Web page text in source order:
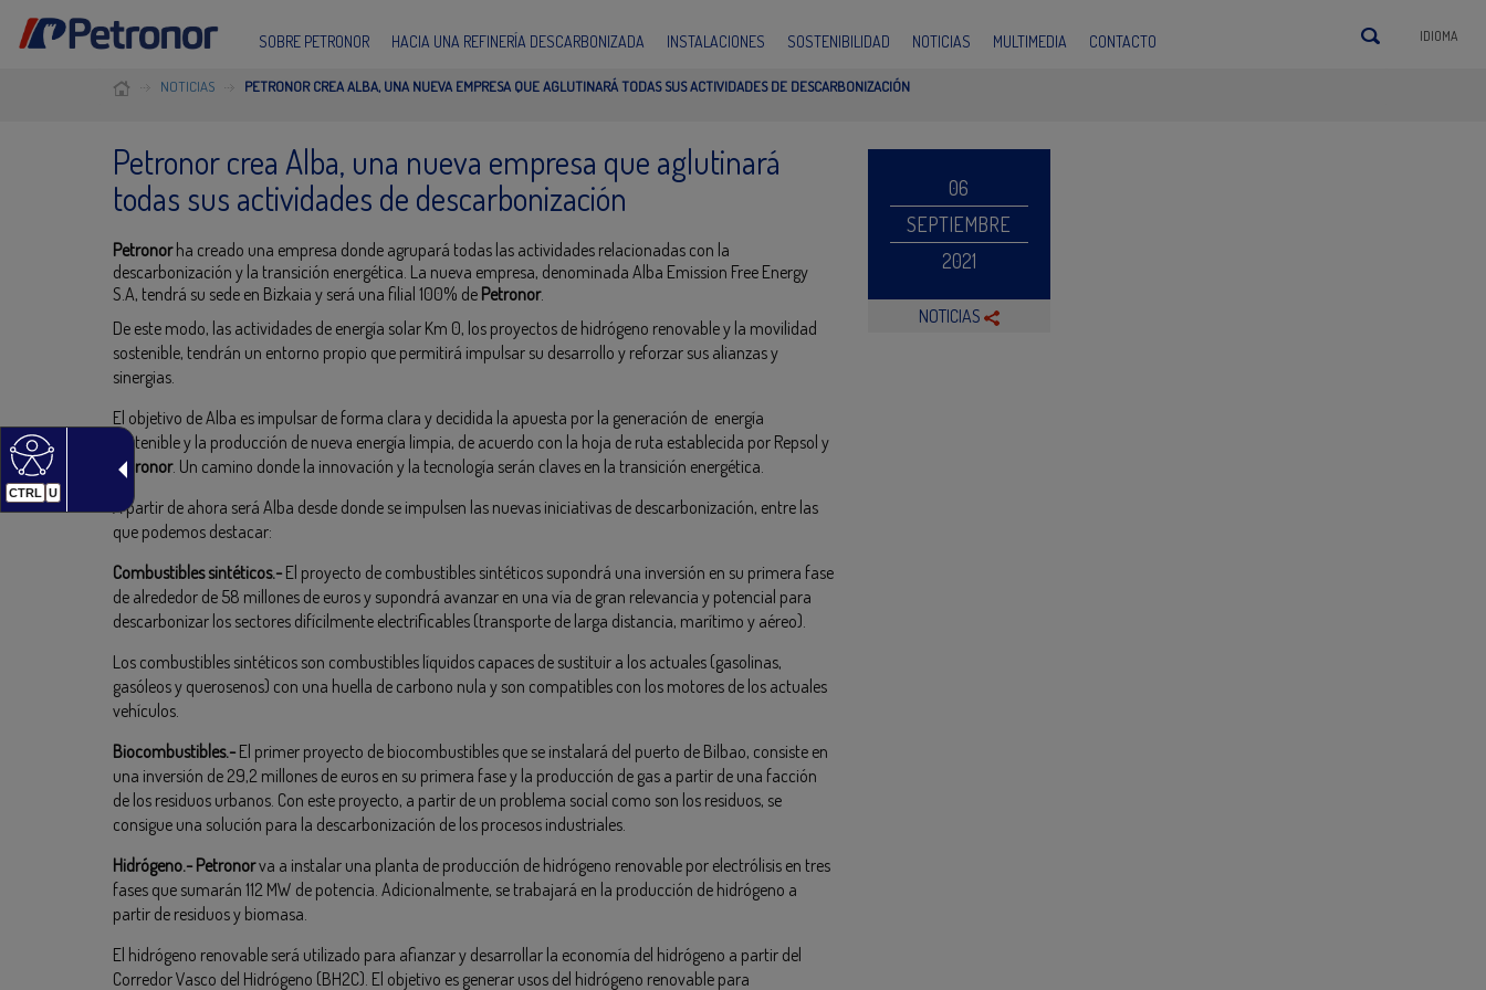
CTRL U
SOBRE PETRONOR HACIA UNA REFINERÍA DESCARBONIZADA INSTALACIONES SOSTENIBILIDAD NOTICIAS MULTIMEDIA CONTACTO IDIOMA
NOTICIAS PETRONOR CREA ALBA, UNA NUEVA EMPRESA QUE AGLUTINARÁ TODAS SUS ACTIVIDADES DE DESCARBONIZACIÓN
Petronor crea Alba, una nueva empresa que aglutinará
todas sus actividades de descarbonización
Petronorha creado una empresa donde agrupará todas las actividades relacionadas con la
descarbonización y la transición energética. La nueva empresa, denominada Alba Emission Free Energy
S.A, tendrá su sede en Bizkaia y será una filial 100% de Petronor.
De este modo, las actividades de energía solar Km 0, los proyectos de hidrógeno renovable y la movilidad
sostenible, tendrán un entorno propio que permitirá impulsar su desarrollo y reforzar sus alianzas y
sinergias.
El objetivo de Alba es impulsar de forma clara y decidida la apuesta por la generación de energía
sostenible y la producción de nueva energía limpia, de acuerdo con la hoja de ruta establecida por Repsol y
Petronor. Un camino donde la innovación y la tecnología serán claves en la transición energética.
A partir de ahora será Alba desde donde se impulsen las nuevas iniciativas de descarbonización, entre las
que podemos destacar:
Combustibles sintéticos.-El proyecto de combustibles sintéticos supondrá una inversión en su primera fase
de alrededor de 58 millones de euros y supondrá avanzar en una vía de gran relevancia y potencial para
descarbonizar los sectores difícilmente electrificables (transporte de larga distancia, marítimo y aéreo).
Los combustibles sintéticos son combustibles líquidos capaces de sustituir a los actuales (gasolinas,
gasóleos y querosenos) con una huella de carbono nula y son compatibles con los motores de los actuales
vehículos.
Biocombustibles.-El primer proyecto de biocombustibles que se instalará del puerto de Bilbao, consiste en
una inversión de 29,2 millones de euros en su primera fase y la producción de gas a partir de una facción
de los residuos urbanos. Con este proyecto, a partir de un problema social como son los residuos, se
consigue una solución para la descarbonización de los procesos industriales.
Hidrógeno.- Petronorva a instalar una planta de producción de hidrógeno renovable por electrólisis en tres
fases que sumarán 112 MW de potencia. Adicionalmente, se trabajará en la producción de hidrógeno a
partir de residuos y biomasa.
El hidrógeno renovable será utilizado para afianzar y desarrollar la economía del hidrógeno a partir del
Corredor Vasco del Hidrógeno (BH2C). El objetivo es generar usos del hidrógeno renovable para
06
SEPTIEMBRE
2021
NOTICIAS